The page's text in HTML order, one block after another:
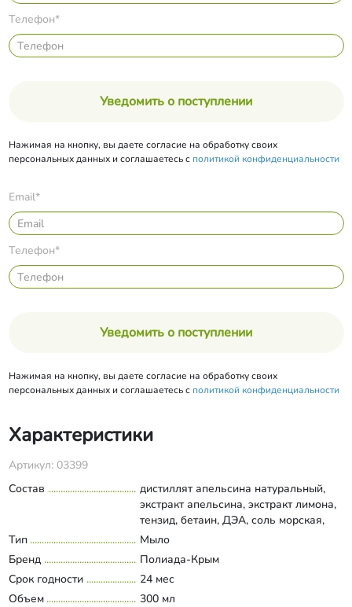
Телефон*
Уведомить о поступлении
Нажимая на кнопку, вы даете согласие на обработку своих
персональных данных и соглашаетесь с политикой конфиденциальности
Email*
Телефон*
Уведомить о поступлении
Нажимая на кнопку, вы даете согласие на обработку своих
персональных данных и соглашаетесь с политикой конфиденциальности
Характеристики
Артикул: 03399
Состав
дистиллят апельсина натуральный,
экстракт апельсина, экстракт лимона,
тензид, бетаин, ДЭА, соль морская,
масло косметическое миндальное
натуральное, масло эфирное
апельсина сладкого натуральное,
масло эфирное лимона натуральное.
Развернуть состав
Тип
Мыло
Бренд
Полиада-Крым
Срок годности
24 мес
Объем
300 мл